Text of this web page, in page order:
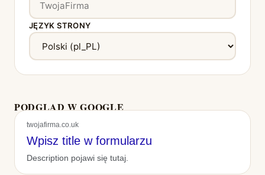
JĘZYK STRONY
PODGLĄD W GOOGLE
twojafirma.co.uk
Wpisz title w formularzu
Description pojawi się tutaj.